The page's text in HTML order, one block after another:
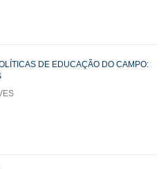
DE EDUCAÇÃO DO CAMPO: